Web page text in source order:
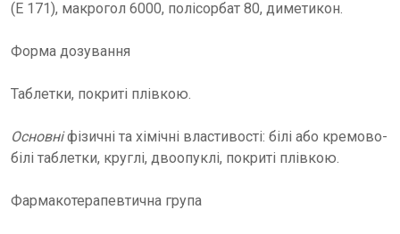
(E 171), макрогол 6000, полісорбат 80, диметикон.
Форма дозування
Таблетки, покриті плівкою.
Основніфізичні та хімічні властивості: білі або кремово-
білі таблетки, круглі, двоопуклі, покриті плівкою.
Фармакотерапевтична група